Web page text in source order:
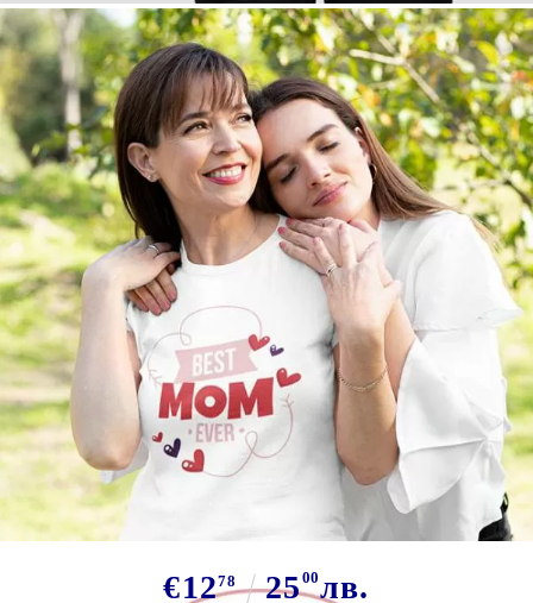
Сподели Tweet
Марка: GiftBG
Тениска - Best MOM ever!
€1278 2500лв.